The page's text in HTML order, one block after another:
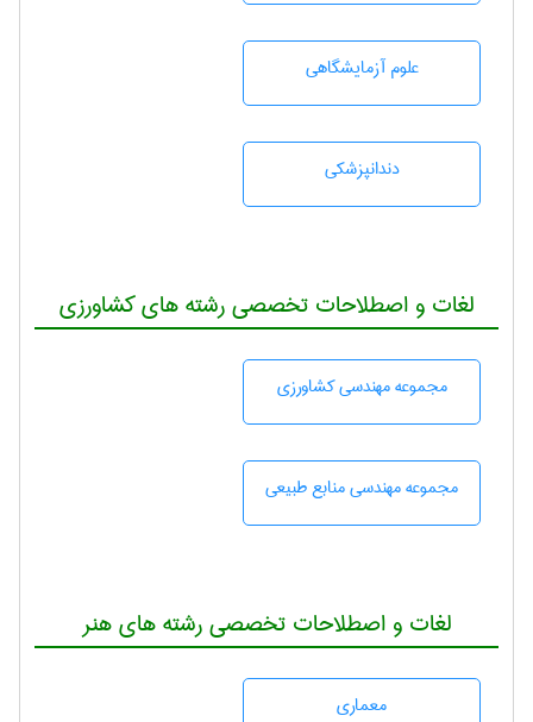
علوم آزمايشگاهی
دندانپزشكی
لغات و اصطلاحات تخصصی رشته های کشاورزی
مجموعه مهندسی كشاورزی
مجموعه مهندسی منابع طبيعی
لغات و اصطلاحات تخصصی رشته های هنر
معماری